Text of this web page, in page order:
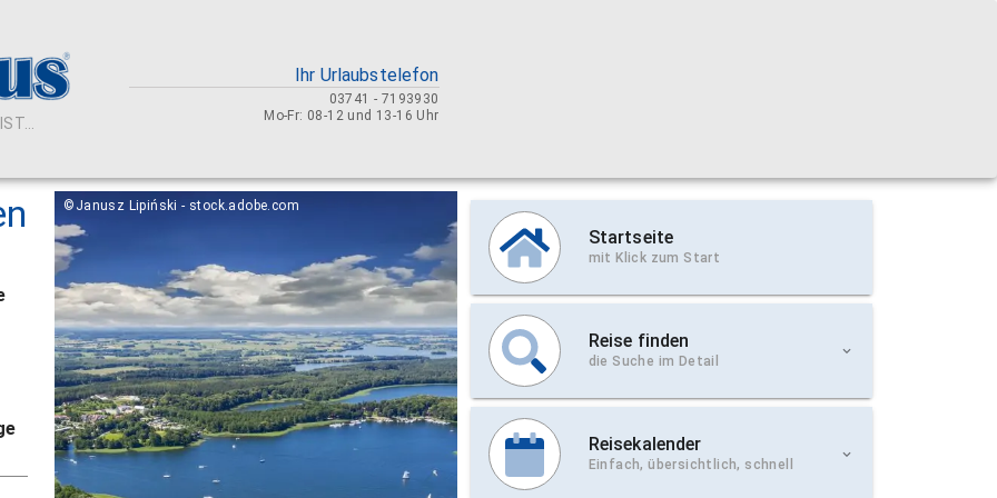
Ihr Urlaubstelefon
03741 - 7193930
Mo-Fr: 08-12 und 13-16 Uhr
©Janusz Lipiński - stock.adobe.com
Startseite
mit Klick zum Start
Reise finden
die Suche im Detail
Reisekalender
Einfach, übersichtlich, schnell